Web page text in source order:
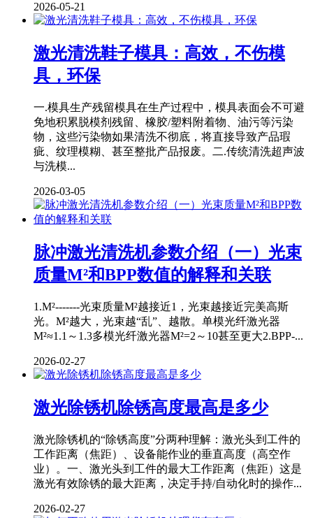
2026-05-21
激光清洗鞋子模具：高效，不伤模
具，环保
一.模具生产残留模具在生产过程中，模具表面会不可避
免地积累脱模剂残留、橡胶/塑料附着物、油污等污染
物，这些污染物如果清洗不彻底，将直接导致产品瑕
疵、纹理模糊、甚至整批产品报废。二.传统清洗超声波
与洗模...
2026-03-05
脉冲激光清洗机参数介绍（一）光束
质量M²和BPP数值的解释和关联
1.M²-------光束质量M²越接近1，光束越接近完美高斯
光。M²越大，光束越“乱”、越散。单模光纤激光器
M²≈1.1～1.3多模光纤激光器M²=2～10甚至更大2.BPP-...
2026-02-27
激光除锈机除锈高度最高是多少
激光除锈机的“除锈高度”分两种理解：激光头到工件的
工作距离（焦距）、设备能作业的垂直高度（高空作
业）。一、激光头到工件的最大工作距离（焦距）这是
激光有效除锈的最大距离，决定手持/自动化时的操作...
2026-02-27